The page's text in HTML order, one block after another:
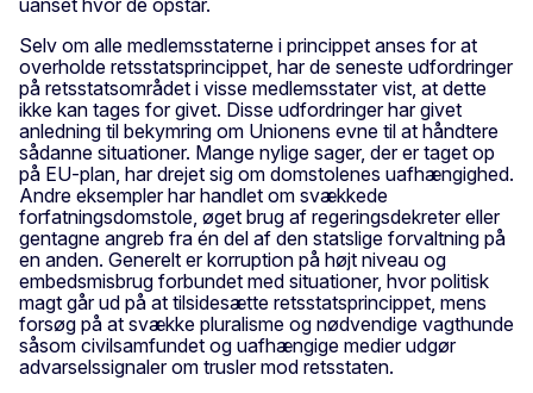
Selv om alle medlemsstaterne i princippet anses for at
overholde retsstatsprincippet, har de seneste udfordringer
på retsstatsområdet i visse medlemsstater vist, at dette
ikke kan tages for givet. Disse udfordringer har givet
anledning til bekymring om Unionens evne til at håndtere
sådanne situationer. Mange nylige sager, der er taget op
på EU-plan, har drejet sig om domstolenes uafhængighed.
Andre eksempler har handlet om svækkede
forfatningsdomstole, øget brug af regeringsdekreter eller
gentagne angreb fra én del af den statslige forvaltning på
en anden. Generelt er korruption på højt niveau og
embedsmisbrug forbundet med situationer, hvor politisk
magt går ud på at tilsidesætte retsstatsprincippet, mens
forsøg på at svække pluralisme og nødvendige vagthunde
såsom civilsamfundet og uafhængige medier udgør
advarselssignaler om trusler mod retsstaten.